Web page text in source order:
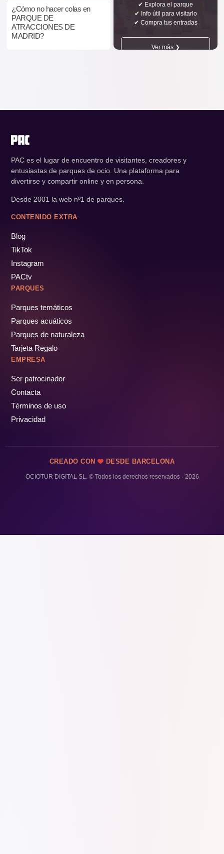
¿Cómo no hacer colas en
PARQUE DE
ATRACCIONES DE
MADRID?
✔ Explora el parque
✔ Info útil para visitarlo
✔ Compra tus entradas
Ver más ❯
PAC es el lugar de encuentro de visitantes, creadores y
entusiastas de parques de ocio. Una plataforma para
divertirse y compartir online y en persona.
Desde 2001 la web nº1 de parques.
CONTENIDO EXTRA
Blog
TikTok
Instagram
PACtv
PARQUES
Parques temáticos
Parques acuáticos
Parques de naturaleza
Tarjeta Regalo
EMPRESA
Ser patrocinador
Contacta
Términos de uso
Privacidad
CREADO CON DESDE BARCELONA
OCIOTUR DIGITAL SL. © Todos los derechos reservados · 2026